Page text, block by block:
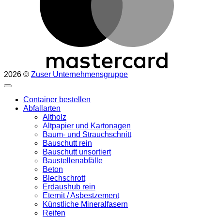
2026 © Zuser Unternehmensgruppe
Container bestellen
Abfallarten
Altholz
Altpapier und Kartonagen
Baum- und Strauchschnitt
Bauschutt rein
Bauschutt unsortiert
Baustellenabfälle
Beton
Blechschrott
Erdaushub rein
Eternit / Asbestzement
Künstliche Mineralfasern
Reifen